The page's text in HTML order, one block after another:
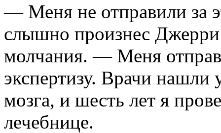
— Меня не отправили за
слышно произнес
молчания. — Меня
экспертизу. Врачи нашли
мозга, и шесть лет я
лечебнице.